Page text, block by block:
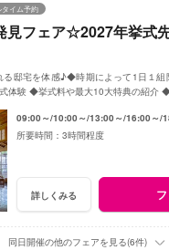
見フェア☆2027年挙式
タイム予約
る邸宅を体感♪◆時期によって1日１
体験 ◆挙式料や最大10大特典の紹介
09:00～ 10:00～ 13:00～ 16:00～
3時間程度
詳しくみる
同日開催の他のフェアを見る(6件)